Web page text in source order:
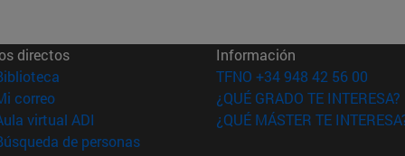
directos
(abre en nueva ventana)
correo(abre en nueva ventana)
virtual ADI (abre en nueva ventana)
de personas(abre en nueva ventana)
Información
TFNO +34 948 42 56 00
¿QUÉ GRADO TE INTERESA?
¿QUÉ MÁSTER TE